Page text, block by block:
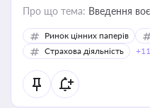
Про що тема: Введення
Ринок цінних паперів
Страхова діяльність
+11